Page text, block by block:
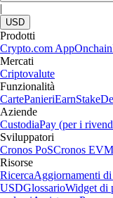
|
USD
Prodotti
Crypto.com AppOnchain
Mercati
Criptovalute
Funzionalità
CartePanieriEarnStake
Aziende
CustodiaPay (per i
Sviluppatori
Cronos PoSCronos EVM
Risorse
RicercaAggiornamenti di
USDGlossarioWidget di